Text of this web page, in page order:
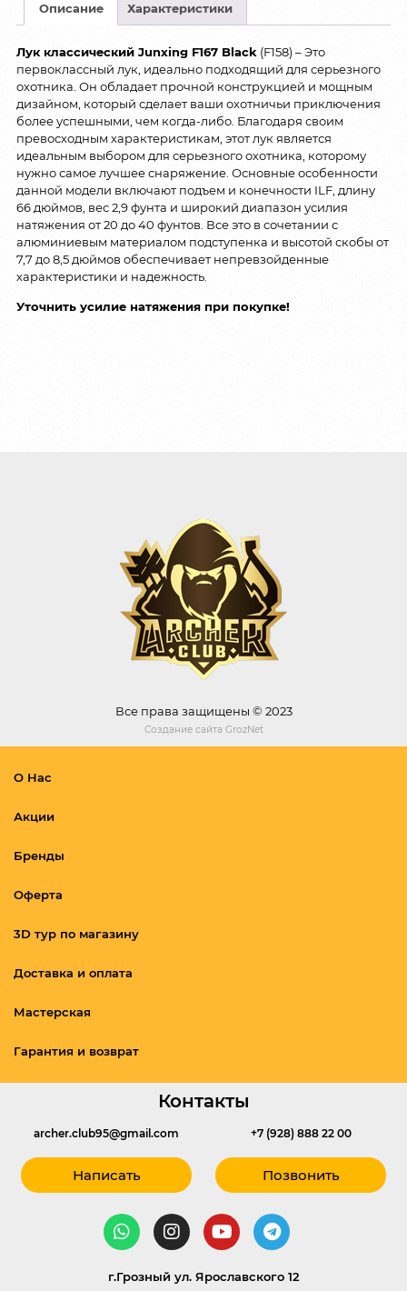
Описание Характеристики
Лук классический Junxing F167 Black (F158) – Это
первоклассный лук, идеально подходящий для серьезного
охотника. Он обладает прочной конструкцией и мощным
дизайном, который сделает ваши охотничьи приключения
более успешными, чем когда-либо. Благодаря своим
превосходным характеристикам, этот лук является
идеальным выбором для серьезного охотника, которому
нужно самое лучшее снаряжение. Основные особенности
данной модели включают подъем и конечности ILF, длину
66 дюймов, вес 2,9 фунта и широкий диапазон усилия
натяжения от 20 до 40 фунтов. Все это в сочетании с
алюминиевым материалом подступенка и высотой скобы от
7,7 до 8,5 дюймов обеспечивает непревзойденные
характеристики и надежность.
Уточнить усилие натяжения при покупке!
Все права защищены © 2023
Создание сайта GrozNet
О Нас
Акции
Бренды
Оферта
3D тур по магазину
Доставка и оплата
Мастерская
Гарантия и возврат
Контакты
archer.club95@gmail.com
Написать
+7 (928) 888 22 00
Позвонить
г.Грозный ул. Ярославского 12